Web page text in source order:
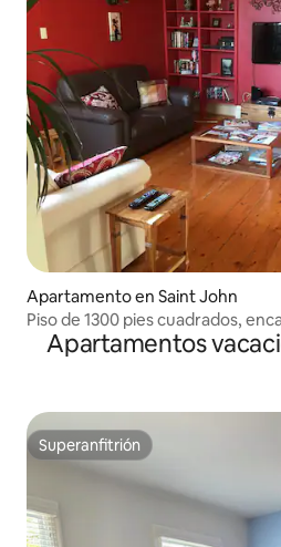
Apartamento en Saint John
Piso de 1300 pies cuadrados,
moderna.
Apartamentos
Superanfitrión
Superanfitrión